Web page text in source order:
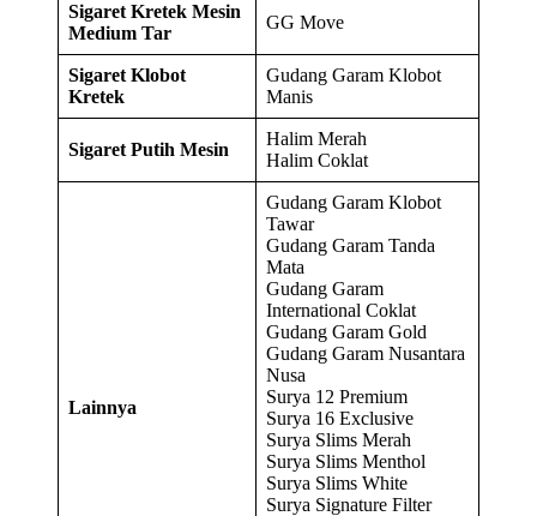
Sigaret Kretek Mesin
Medium Tar
GG Move
Sigaret Klobot
Kretek
Gudang Garam Klobot
Manis
Sigaret Putih Mesin
Halim Merah
Halim Coklat
Lainnya
Gudang Garam Klobot
Tawar
Gudang Garam Tanda
Mata
Gudang Garam
International Coklat
Gudang Garam Gold
Gudang Garam Nusantara
Nusa
Surya 12 Premium
Surya 16 Exclusive
Surya Slims Merah
Surya Slims Menthol
Surya Slims White
Surya Signature Filter